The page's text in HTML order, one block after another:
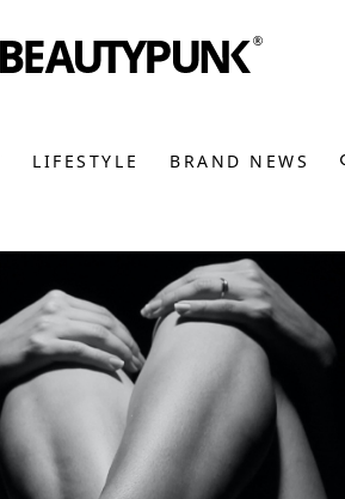
LIFESTYLE BRAND NEWS